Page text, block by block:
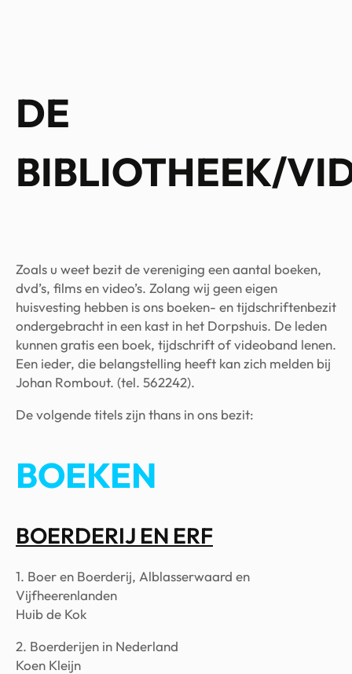
DE
BIBLIOTHEEK/
Zoals u weet bezit de vereniging een aantal boeken,
dvd’s, films en video’s. Zolang wij geen eigen
huisvesting hebben is ons boeken- en tijdschriftenbezit
ondergebracht in een kast in het Dorpshuis. De leden
kunnen gratis een boek, tijdschrift of videoband lenen.
Een ieder, die belangstelling heeft kan zich melden bij
Johan Rombout. (tel. 562242).
De volgende titels zijn thans in ons bezit:
BOEKEN
BOERDERIJ EN ERF
1. Boer en Boerderij, Alblasserwaard en
Vijfheerenlanden
Huib de Kok
2. Boerderijen in Nederland
Koen Kleijn